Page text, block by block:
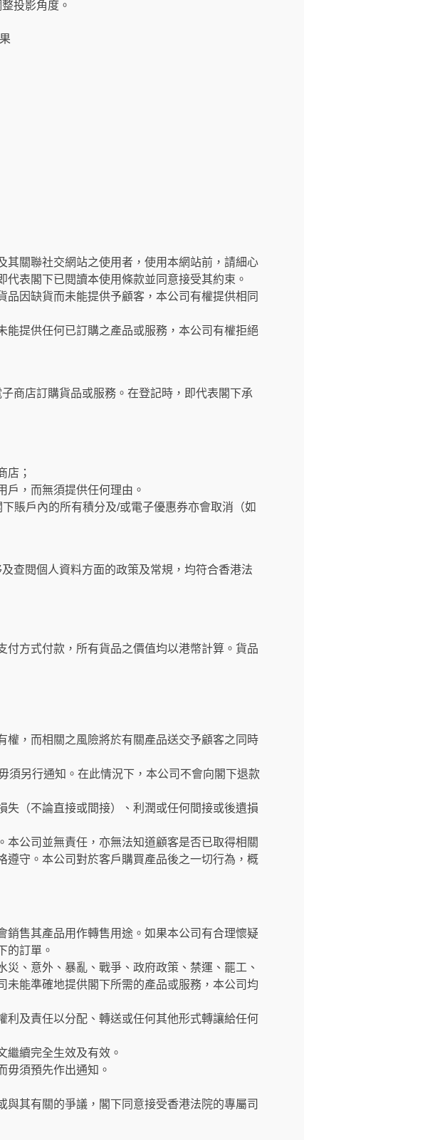
投影角度。
其關聯社交網站之使用者，使用本網站前，請細心
表閣下已閱讀本使用條款並同意接受其約束。
因缺貨而未能提供予顧客，本公司有權提供相同
提供任何已訂購之產品或服務，本公司有權拒絕
商店訂購貨品或服務。在登記時，即代表閣下承
店；
戶，而無須提供任何理由。
賬戶內的所有積分及/或電子優惠券亦會取消（如
查閱個人資料方面的政策及常規，均符合香港法
方式付款，所有貨品之價值均以港幣計算。貨品
權，而相關之風險將於有關產品送交予顧客之同時
須另行通知。在此情況下，本公司不會向閣下退款
（不論直接或間接）、利潤或任何間接或後遺損
公司並無責任，亦無法知道顧客是否已取得相關
遵守。本公司對於客戶購買產品後之一切行為，概
售其產品用作轉售用途。如果本公司有合理懷疑
的訂單。
、意外、暴亂、戰爭、政府政策、禁運、罷工、
能準確地提供閣下所需的產品或服務，本公司均
利及責任以分配、轉送或任何其他形式轉讓給任何
繼續完全生效及有效。
毋須預先作出通知。
其有關的爭議，閣下同意接受香港法院的專屬司